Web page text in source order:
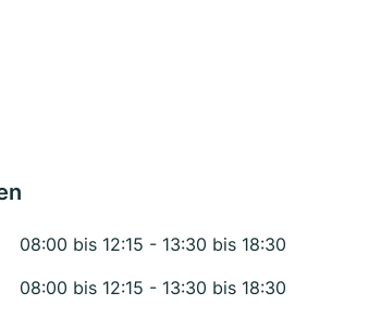
08:00 bis 12:15 - 13:30 bis 18:30
08:00 bis 12:15 - 13:30 bis 18:30